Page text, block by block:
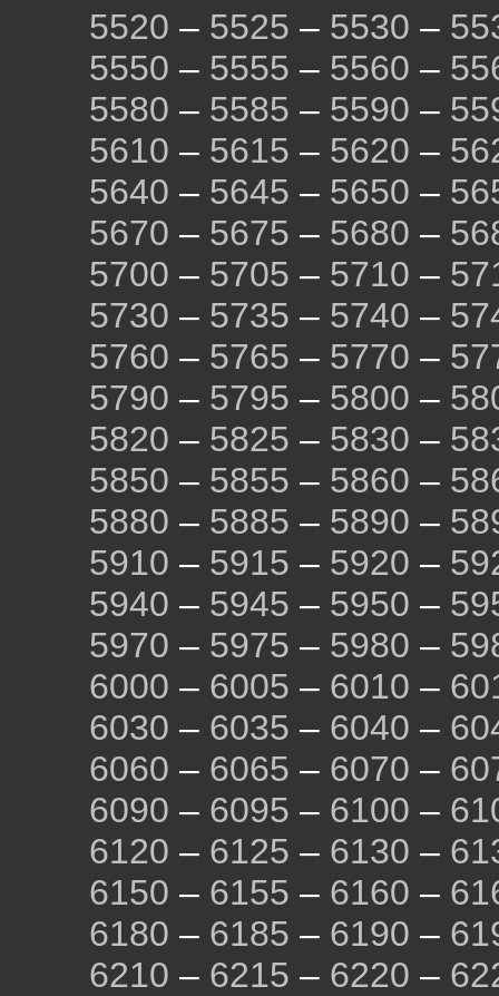
5520 – 5525 – 5530 –
5550 – 5555 – 5560 –
5580 – 5585 – 5590 –
5610 – 5615 – 5620 –
5640 – 5645 – 5650 –
5670 – 5675 – 5680 –
5700 – 5705 – 5710 –
5730 – 5735 – 5740 –
5760 – 5765 – 5770 –
5790 – 5795 – 5800 –
5820 – 5825 – 5830 –
5850 – 5855 – 5860 –
5880 – 5885 – 5890 –
5910 – 5915 – 5920 –
5940 – 5945 – 5950 –
5970 – 5975 – 5980 –
6000 – 6005 – 6010 –
6030 – 6035 – 6040 –
6060 – 6065 – 6070 –
6090 – 6095 – 6100 –
6120 – 6125 – 6130 –
6150 – 6155 – 6160 –
6180 – 6185 – 6190 –
6210 – 6215 – 6220 –